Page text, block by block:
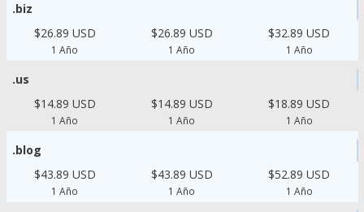
.biz
$26.89 USD
1 Año
$26.89 USD
1 Año
$32.89 USD
1 Año
.us
$14.89 USD
1 Año
$14.89 USD
1 Año
$18.89 USD
1 Año
.blog
$43.89 USD
1 Año
$43.89 USD
1 Año
$52.89 USD
1 Año